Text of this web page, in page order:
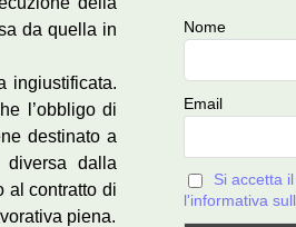
da quella in
ingiustificata.
l’obbligo di
destinato a
dalla
al contratto di
piena.
Nome
Email
Si accetta
l'informativa